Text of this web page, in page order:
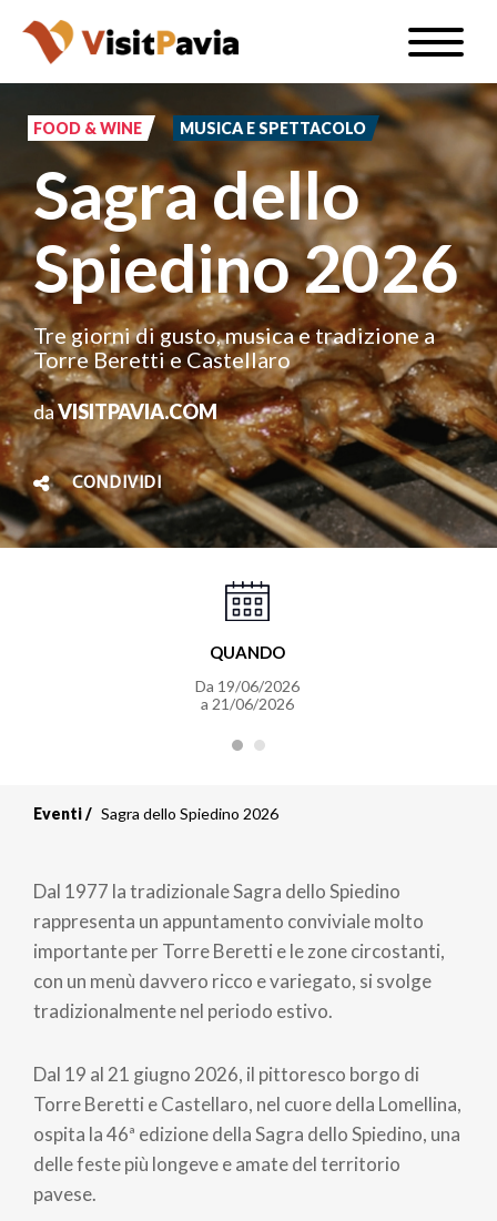
Salta
contenuto
principale
Toggle
IT
#visitpavia
FOOD & WINE MUSICA E SPETTACOLO
Sagra dello
Spiedino 2026
Tre giorni di gusto, musica e tradizione a
Torre Beretti e Castellaro
daVISITPAVIA.COM
CONDIVIDI
QUANDO
Da 19/06/2026
a 21/06/2026
Eventi Sagra dello Spiedino 2026
Dal 1977 la tradizionale Sagra dello Spiedino
rappresenta un appuntamento conviviale molto
importante per Torre Beretti e le zone circostanti,
con un menù davvero ricco e variegato, si svolge
tradizionalmente nel periodo estivo.
Dal 19 al 21 giugno 2026, il pittoresco borgo di
Torre Beretti e Castellaro, nel cuore della Lomellina,
ospita la 46ª edizione della Sagra dello Spiedino, una
delle feste più longeve e amate del territorio
pavese.